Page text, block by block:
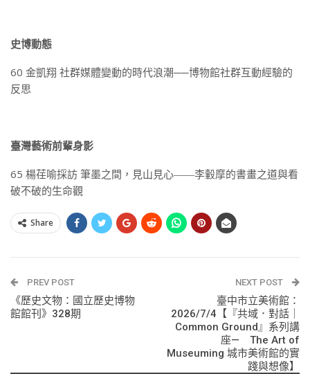
史博動態
60 金凱翔 社群媒體變動的時代浪潮──博物館社群互動經驗的
反思
臺灣藝術前輩身影
65 楊荏喻採訪 筆墨之間，見山見心――李轂摩的書畫之道與看
破不破的生命觀
Share
PREV POST
《歷史文物：國立歷史博物
館館刊》328期
NEXT POST
臺中市立美術館：
2026/7/4【『共域．對話｜
Common Ground』系列講
座— The Art of
Museuming 城市美術館的實
踐與想像】